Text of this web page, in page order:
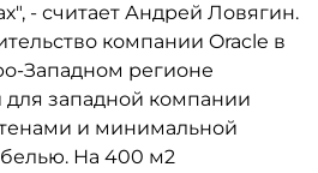
- считает Андрей Ловягин.
компании Oracle в
Западном регионе
западной компании
и минимальной
На 400 м2